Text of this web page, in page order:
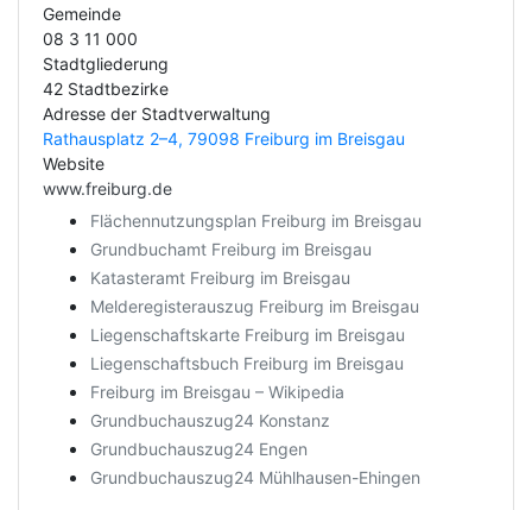
Gemeinde
08 3 11 000
Stadtgliederung
42 Stadtbezirke
Adresse der Stadtverwaltung
Rathausplatz 2–4, 79098 Freiburg im Breisgau
Website
www.freiburg.de
Flächennutzungsplan Freiburg im Breisgau
Grundbuchamt Freiburg im Breisgau
Katasteramt Freiburg im Breisgau
Melderegisterauszug Freiburg im Breisgau
Liegenschaftskarte Freiburg im Breisgau
Liegenschaftsbuch Freiburg im Breisgau
Freiburg im Breisgau – Wikipedia
Grundbuchauszug24 Konstanz
Grundbuchauszug24 Engen
Grundbuchauszug24 Mühlhausen-Ehingen